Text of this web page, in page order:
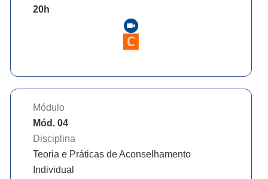
20h
Módulo
Mód. 04
Disciplina
Teoria e Práticas de Aconselhamento
Individual